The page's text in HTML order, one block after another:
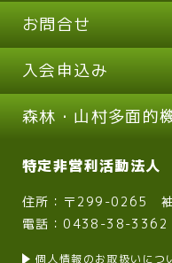
お問合せ
入会申込み
森林・山村多面的
特定非営利活動法
住所：〒299-0265
電話：0438-38-3362
個人情報のお取扱いにつ